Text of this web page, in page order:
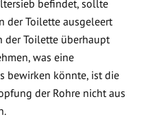
befindet, sollte
der Toilette ausgeleert
der Toilette überhaupt
was eine
bewirken könnte, ist die
der Rohre nicht aus